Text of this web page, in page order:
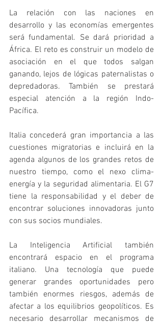
La relación con las naciones en
desarrollo y las economías emergentes
será fundamental. Se dará prioridad a
África. El reto es construir un modelo de
asociación en el que todos salgan
ganando, lejos de lógicas paternalistas o
depredadoras. También se prestará
especial atención a la región Indo-
Pacífica.
Italia concederá gran importancia a las
cuestiones migratorias e incluirá en la
agenda algunos de los grandes retos de
nuestro tiempo, como el nexo clima-
energía y la seguridad alimentaria. El G7
tiene la responsabilidad y el deber de
encontrar soluciones innovadoras junto
con sus socios mundiales.
La Inteligencia Artificial también
encontrará espacio en el programa
italiano. Una tecnología que puede
generar grandes oportunidades pero
también enormes riesgos, además de
afectar a los equilibrios geopolíticos. Es
necesario desarrollar mecanismos de